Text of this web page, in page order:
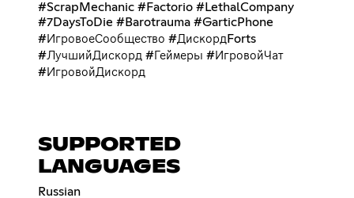
#ScrapMechanic #Factorio #LethalCompany
#7DaysToDie #Barotrauma #GarticPhone
#ИгровоеСообщество #ДискордForts
#ЛучшийДискорд #Геймеры #ИгровойЧат
#ИгровойДискорд
SUPPORTED
LANGUAGES
Russian